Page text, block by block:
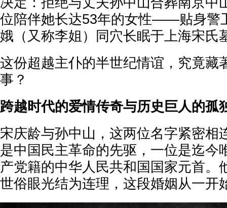
位陪伴她长达53年的女性——贴身警
娥（又称李姐）同穴长眠于上海宋氏
这份超越主仆的半世纪情谊，究竟藏
事？
跨越时代的爱情传奇与历史巨人的孤
宋庆龄与孙中山，这两位名字紧密相
是中国民主革命的先驱，一位是迄今
产党籍的中华人民共和国国家元首。
世俗眼光结为连理，这段婚姻从一开